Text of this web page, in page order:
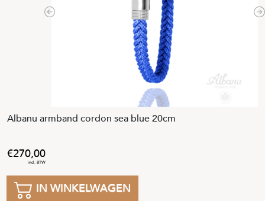
Previous
Albanu armband cordon sea blue 20cm
270,00
IN WINKELWAGEN